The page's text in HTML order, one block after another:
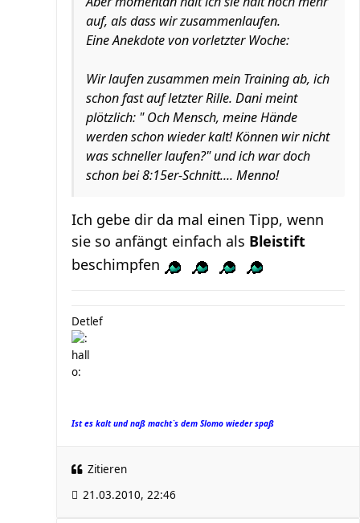
auf, als dass wir zusammenlaufen.
Eine Anekdote von vorletzter Woche:
Wir laufen zusammen mein Training ab, ich
schon fast auf letzter Rille. Dani meint
plötzlich: " Och Mensch, meine Hände
werden schon wieder kalt! Können wir nicht
was schneller laufen?" und ich war doch
schon bei 8:15er-Schnitt.... Menno!
Ich gebe dir da mal einen Tipp, wenn
sie so anfängt einfach als Bleistift
beschimpfen
Detlef
Ist es kalt und naß macht`s dem Slomo wieder spaß
Zitieren
21.03.2010, 22:46